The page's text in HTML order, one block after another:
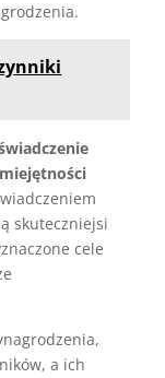
skuteczniejsi
cele
a ich